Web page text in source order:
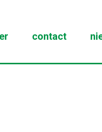
contact